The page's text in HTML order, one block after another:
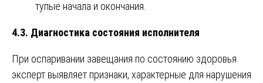
тупые начала и окончания.
4.3. Диагностика состояния исполнителя
При оспаривании завещания по состоянию здоровья
эксперт выявляет признаки, характерные для нарушения